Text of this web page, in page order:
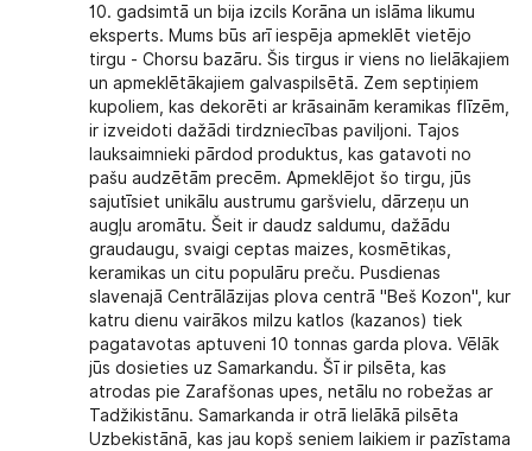
10. gadsimtā un bija izcils Korāna un islāma likumu
eksperts. Mums būs arī iespēja apmeklēt vietējo
tirgu - Chorsu bazāru. Šis tirgus ir viens no lielākajiem
un apmeklētākajiem galvaspilsētā. Zem septiņiem
kupoliem, kas dekorēti ar krāsainām keramikas flīzēm,
ir izveidoti dažādi tirdzniecības paviljoni. Tajos
lauksaimnieki pārdod produktus, kas gatavoti no
pašu audzētām precēm. Apmeklējot šo tirgu, jūs
sajutīsiet unikālu austrumu garšvielu, dārzeņu un
augļu aromātu. Šeit ir daudz saldumu, dažādu
graudaugu, svaigi ceptas maizes, kosmētikas,
keramikas un citu populāru preču. Pusdienas
slavenajā Centrālāzijas plova centrā "Beš Kozon", kur
katru dienu vairākos milzu katlos (kazanos) tiek
pagatavotas aptuveni 10 tonnas garda plova. Vēlāk
jūs dosieties uz Samarkandu. Šī ir pilsēta, kas
atrodas pie Zarafšonas upes, netālu no robežas ar
Tadžikistānu. Samarkanda ir otrā lielākā pilsēta
Uzbekistānā, kas jau kopš seniem laikiem ir pazīstama